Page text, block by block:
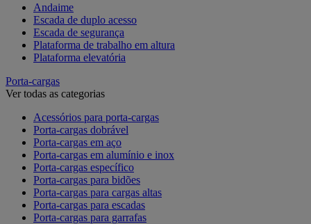
Andaime
Escada de duplo acesso
Escada de segurança
Plataforma de trabalho em altura
Plataforma elevatória
Porta-cargas
Ver todas as categorias
Acessórios para porta-cargas
Porta-cargas dobrável
Porta-cargas em aço
Porta-cargas em alumínio e inox
Porta-cargas específico
Porta-cargas para bidões
Porta-cargas para cargas altas
Porta-cargas para escadas
Porta-cargas para garrafas